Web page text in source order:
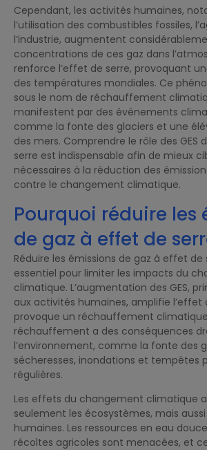
Cependant, les activités humaines,
l’utilisation des combustibles fossiles,
l’industrie, augmentent
concentrations de ces gaz dans
renforce l’effet de serre, provoquant
des températures mondiales. Ce
sous le nom de réchauffement
manifestent par des événements
comme la fonte des glaciers et une
des mers. Comprendre le rôle des GES
serre est indispensable afin de mieux
nécessaires à la réduction des
contre le changement climatique.
Pourquoi réduire les
de gaz à effet de
Réduire les émissions de gaz à effet
essentiel pour limiter les impacts du
climatique. L’augmentation des GES,
aux activités humaines, amplifie l’effet
provoque un réchauffement
réchauffement a des conséquences
l’environnement, comme la fonte des
sécheresses, inondations et tempêtes
régulières.
Les effets du changement climatique
seulement les écosystèmes, mais
humaines. Les ressources en eau
récoltes agricoles sont menacées, et